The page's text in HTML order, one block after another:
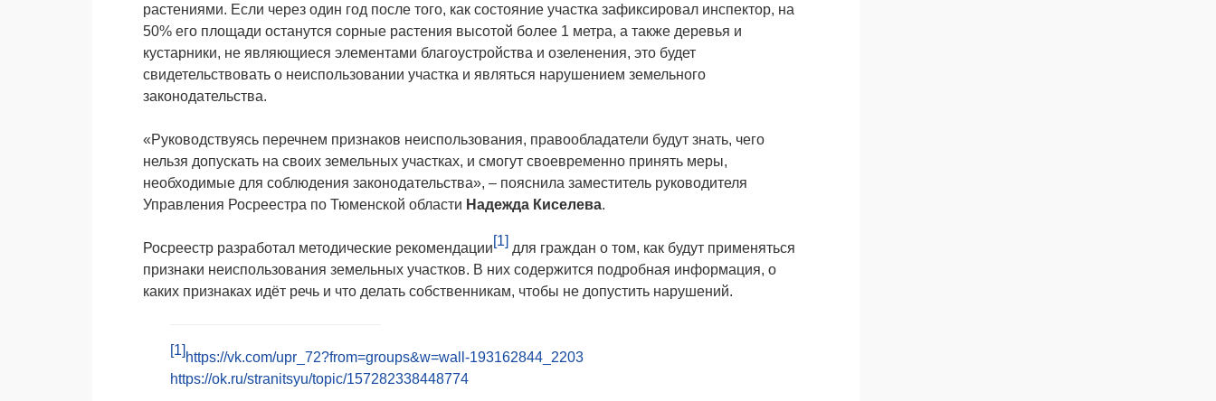
растениями. Если через один год после того, как состояние участка зафиксировал инспектор, на
50% его площади останутся сорные растения высотой более 1 метра, а также деревья и
кустарники, не являющиеся элементами благоустройства и озеленения, это будет
свидетельствовать о неиспользовании участка и являться нарушением земельного
законодательства.
«Руководствуясь перечнем признаков неиспользования, правообладатели будут знать, чего
нельзя допускать на своих земельных участках, и смогут своевременно принять меры,
необходимые для соблюдения законодательства», – пояснила заместитель руководителя
Управления Росреестра по Тюменской области Надежда Киселева.
Росреестр разработал методические рекомендации[1] для граждан о том, как будут применяться
признаки неиспользования земельных участков. В них содержится подробная информация, о
каких признаках идёт речь и что делать собственникам, чтобы не допустить нарушений.
[1] https://vk.com/upr_72?from=groups&w=wall-193162844_2203
https://ok.ru/stranitsyu/topic/157282338448774